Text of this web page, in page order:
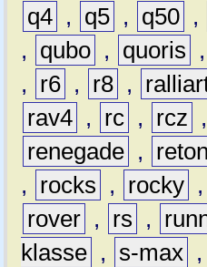
q4 , q5 , q50 ,
,
qubo , quoris ,
,
r6 , r8 ,
rav4 , rc , rcz ,
renegade ,
,
rocks , rocky ,
rover , rs ,
klasse , s-max ,